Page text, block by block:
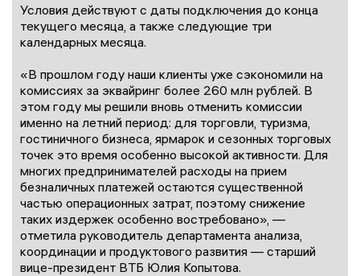
Условия действуют с даты подключения до конца
текущего месяца, а также следующие три
календарных месяца.
«В прошлом году наши клиенты уже сэкономили на
комиссиях за эквайринг более 260 млн рублей. В
этом году мы решили вновь отменить комиссии
именно на летний период: для торговли, туризма,
гостиничного бизнеса, ярмарок и сезонных торговых
точек это время особенно высокой активности. Для
многих предпринимателей расходы на прием
безналичных платежей остаются существенной
частью операционных затрат, поэтому снижение
таких издержек особенно востребовано», —
отметила руководитель департамента анализа,
координации и продуктового развития — старший
вице-президент ВТБ Юлия Копытова.